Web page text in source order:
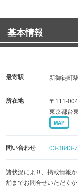
基本情報
最寄駅 新御徒町駅
所在地
〒111-
東京都台
MAP
問い合わせ 03-3843-
諸状況により、掲載情報
舗までお問合せいただく